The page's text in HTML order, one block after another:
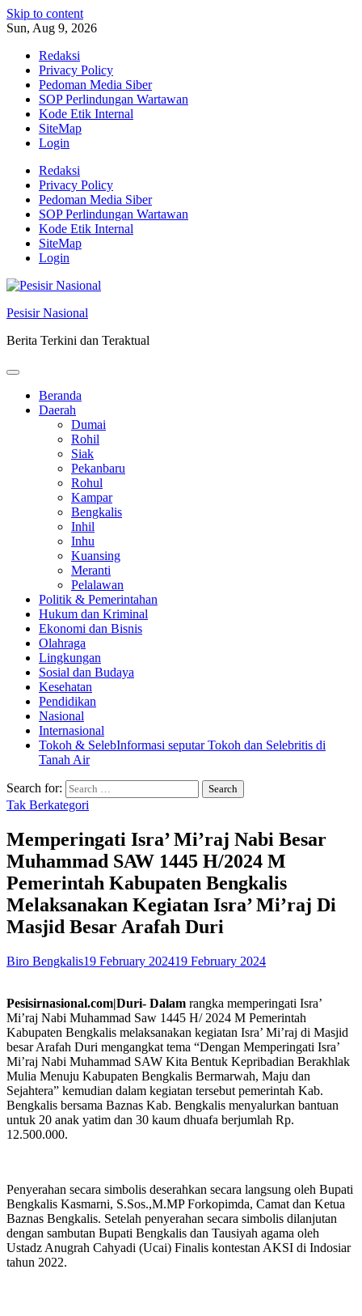
Skip to content
Sun, Aug 9, 2026
Redaksi
Privacy Policy
Pedoman Media Siber
SOP Perlindungan Wartawan
Kode Etik Internal
SiteMap
Login
Redaksi
Privacy Policy
Pedoman Media Siber
SOP Perlindungan Wartawan
Kode Etik Internal
SiteMap
Login
Pesisir Nasional
Berita Terkini dan Teraktual
Beranda
Daerah
Dumai
Rohil
Siak
Pekanbaru
Rohul
Kampar
Bengkalis
Inhil
Inhu
Kuansing
Meranti
Pelalawan
Politik & Pemerintahan
Hukum dan Kriminal
Ekonomi dan Bisnis
Olahraga
Lingkungan
Sosial dan Budaya
Kesehatan
Pendidikan
Nasional
Internasional
Tokoh & SelebInformasi seputar Tokoh dan Selebritis di
Tanah Air
Search for:
Tak Berkategori
Memperingati Isra’ Mi’raj Nabi Besar
Muhammad SAW 1445 H/2024 M
Pemerintah Kabupaten Bengkalis
Melaksanakan Kegiatan Isra’ Mi’raj Di
Masjid Besar Arafah Duri
Biro Bengkalis19 February 202419 February 2024
Pesisirnasional.com|Duri- Dalam rangka memperingati Isra’
Mi’raj Nabi Muhammad Saw 1445 H/ 2024 M Pemerintah
Kabupaten Bengkalis melaksanakan kegiatan Isra’ Mi’raj di Masjid
besar Arafah Duri mengangkat tema “Dengan Memperingati Isra’
Mi’raj Nabi Muhammad SAW Kita Bentuk Kepribadian Berakhlak
Mulia Menuju Kabupaten Bengkalis Bermarwah, Maju dan
Sejahtera” kemudian dalam kegiatan tersebut pemerintah Kab.
Bengkalis bersama Baznas Kab. Bengkalis menyalurkan bantuan
untuk 20 anak yatim dan 30 kaum dhuafa berjumlah Rp.
12.500.000.
Penyerahan secara simbolis deserahkan secara langsung oleh Bupati
Bengkalis Kasmarni, S.Sos.,M.MP Forkopimda, Camat dan Ketua
Baznas Bengkalis. Setelah penyerahan secara simbolis dilanjutan
dengan sambutan Bupati Bengkalis dan Tausiyah agama oleh
Ustadz Anugrah Cahyadi (Ucai) Finalis kontestan AKSI di Indosiar
tahun 2022.